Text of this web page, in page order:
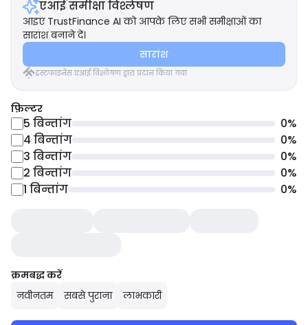
एआई समीक्षा विश्लेषण
आइए TrustFinance AI को आपके लिए सभी समीक्षाओं का
सारांश बनाने दें।
सारांश
ट्रस्टफाइनेंस एआई विश्लेषण द्वारा प्रदान किया गया
फ़िल्टर
5 बिन्तांग 0%
4 बिन्तांग 0%
3 बिन्तांग 0%
2 बिन्तांग 0%
1 बिन्तांग 0%
क्रमबद्ध करें
नवीनतम
सबसे पुराना लाभकारी